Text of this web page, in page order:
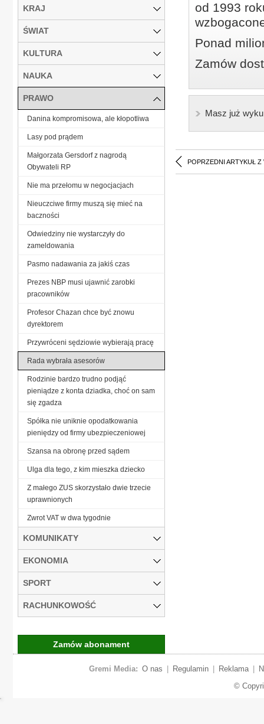
od 1993
Ponad
Zamów
Masz już
POPRZEDNI ARTYKUŁ Z
KRAJ
ŚWIAT
KULTURA
NAUKA
PRAWO
Danina kompromisowa, ale kłopotliwa
Lasy pod prądem
Małgorzata Gersdorf z nagrodą
Obywateli RP
Nie ma przełomu w negocjacjach
Nieuczciwe firmy muszą się mieć na
baczności
Odwiedziny nie wystarczyły do
zameldowania
Pasmo nadawania za jakiś czas
Prezes NBP musi ujawnić zarobki
pracowników
Profesor Chazan chce być znowu
dyrektorem
Przywróceni sędziowie wybierają pracę
Rada wybrała asesorów
Rodzinie bardzo trudno podjąć
pieniądze z konta dziadka, choć on sam
się zgadza
Spółka nie uniknie opodatkowania
pieniędzy od firmy ubezpieczeniowej
Szansa na obronę przed sądem
Ulga dla tego, z kim mieszka dziecko
Z małego ZUS skorzystało dwie trzecie
uprawnionych
Zwrot VAT w dwa tygodnie
KOMUNIKATY
EKONOMIA
SPORT
RACHUNKOWOŚĆ
Zamów abonament
Gremi Media: O nas Regulamin Reklama
©